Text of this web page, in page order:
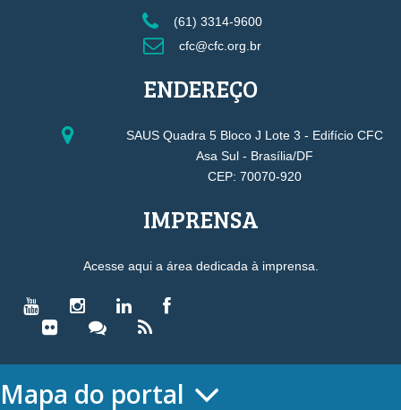
(61) 3314-9600
cfc@cfc.org.br
ENDEREÇO
SAUS Quadra 5 Bloco J Lote 3 - Edifício CFC
Asa Sul - Brasília/DF
CEP: 70070-920
IMPRENSA
Acesse aqui a área dedicada à imprensa.
Mapa do portal